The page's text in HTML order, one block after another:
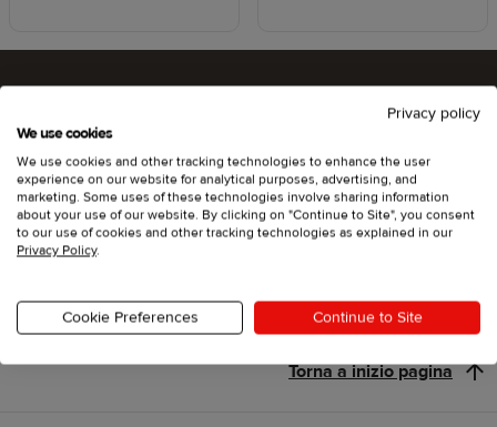
Che ne dici di provare Printful?
Inizia
Torna a inizio pagina
Privacy policy
We use cookies
We use cookies and other tracking technologies to enhance the user
experience on our website for analytical purposes, advertising, and
marketing. Some uses of these technologies involve sharing information
about your use of our website. By clicking on "Continue to Site", you consent
to our use of cookies and other tracking technologies as explained in our
Privacy Policy.
Cookie Preferences Continue to Site